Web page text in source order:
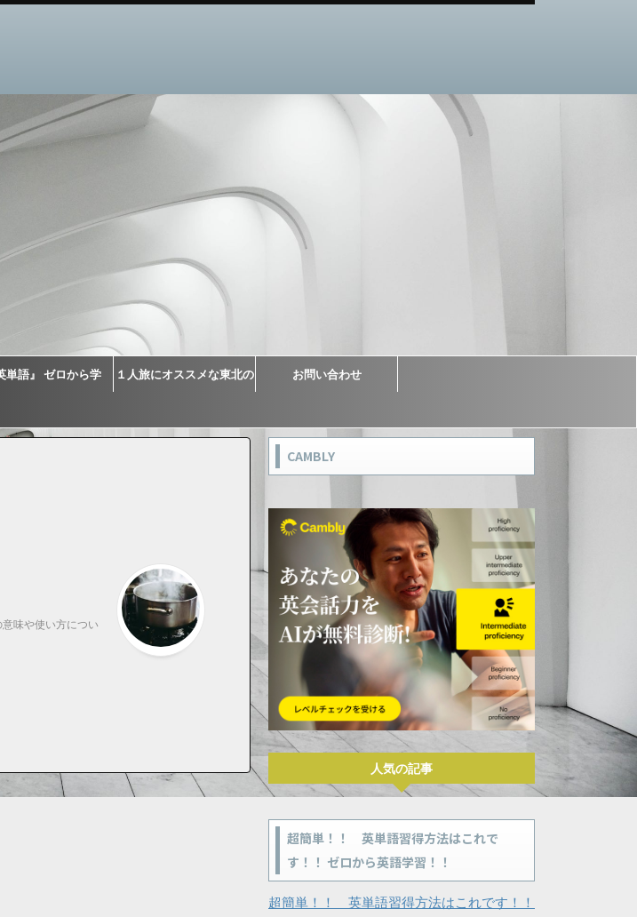
単語』 ゼロから学 １人旅にオススメな東北の お問い合わせ
味や使い方につい
CAMBLY
人気の記事
超簡単！！ 英単語習得方法はこれで
す！！ ゼロから英語学習！！
超簡単！！ 英単語習得方法はこれです！！